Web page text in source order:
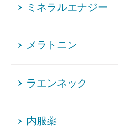
ミネラルエナジー
メラトニン
ラエンネック
内服薬